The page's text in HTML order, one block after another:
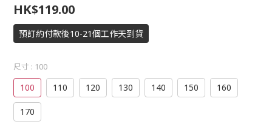
HK$119.00
預訂約付款後10-21個工作天到貨
尺寸 : 100
100 110 120 130 140 150 160
170